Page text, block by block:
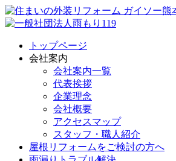
トップページ
会社案内
会社案内一覧
代表挨拶
企業理念
会社概要
アクセスマップ
スタッフ・職人紹介
屋根リフォームをご検討の方へ